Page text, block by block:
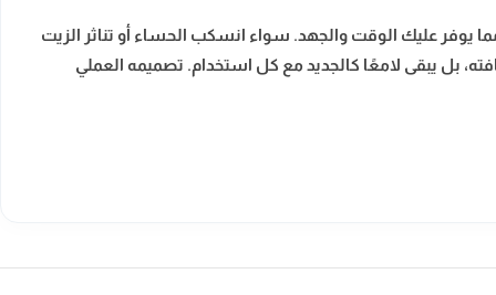
عليك الوقت والجهد. سواء انسكب الحساء أو تناثر الزيت
بل يبقى لامعًا كالجديد مع كل استخدام. تصميمه العملي